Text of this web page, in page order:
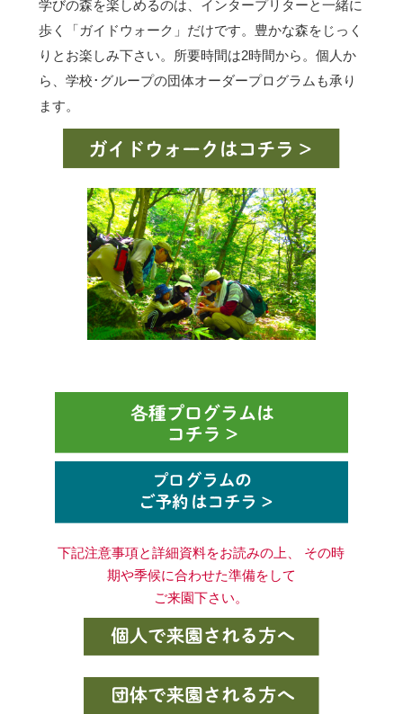
学びの森を楽しめるのは、インタープリターと一緒に
歩く「ガイドウォーク」だけです。豊かな森をじっく
りとお楽しみ下さい。所要時間は2時間から。個人か
ら、学校･グループの団体オーダープログラムも承り
ます。
下記注意事項と詳細資料をお読みの上、 その時
期や季候に合わせた準備をして
ご来園下さい。